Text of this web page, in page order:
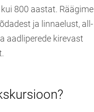
800 aastat. Räägime
ja linnaelust, all-
aadliperede kirevast